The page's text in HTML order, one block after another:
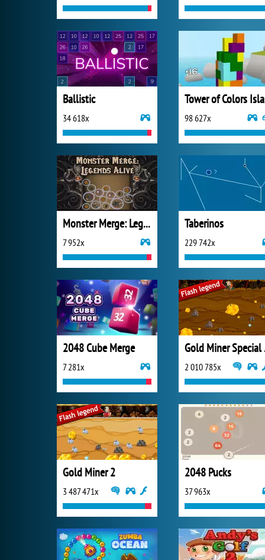
Ballistic
34 618x 98 627x
Monster Merge: Legends Alive
7 952x
Taberinos
229 742x
2048 Cube Merge
7 281x 2 010 785x
Gold Miner 2
3 487 471x
2048 Pucks
37 963x